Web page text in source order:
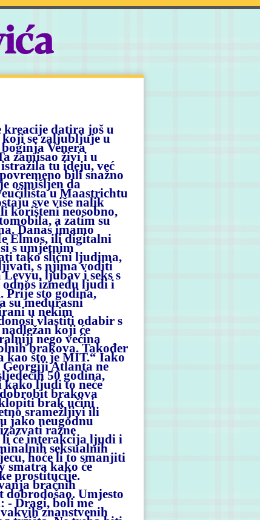
datira još u
se zaljubljuje u
Venera
zamisao živi i u
tu ideju, već
bili snažno
osmišljen da
u Maastrichtu
sve više nalik
korišteni neosobno,
a zatim su
Danas imamo
Elmos, ili digitalni
s umjetnim
tako slični ljudima,
s njima voditi
ljubav i seks s
između ljudi i
Prije sto godina,
su međurasni
u nekim
vlastiti odabir s
koji će
nego većina
brakova. Također
kao što je MIT.“ Iako
Atlanta ne
50 godina,
kako ljudi to neće
brakova
brak učini
sramežljivi ili
jako neugodnu
razne
li će interakcija ljudi i
seksualnih
hoće li to smanjiti
smatra kako će
prostitucije.
bračnih
Umjesto
- Dragi, boli me
znanstvenih